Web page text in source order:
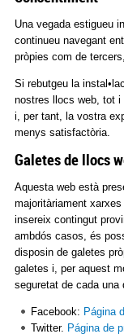
Una vegada estigueu
continueu navegant
pròpies com de
Si rebutgeu la
nostres llocs web, tot i
i, per tant, la vostra
menys satisfactòria.
Galetes de llocs
Aquesta web està
majoritàriament
insereix contingut
ambdós casos, és
disposin de galetes
galetes i, per aquest
seguretat de cada una
Facebook: Página
Twitter. Página de